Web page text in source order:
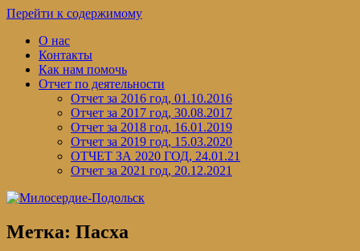
Перейти к содержимому
О нас
Контакты
Как нам помочь
Отчет по деятельности
Отчет за 2016 год, 01.10.2016
Отчет за 2017 год, 30.08.2017
Отчет за 2018 год, 16.01.2019
Отчет за 2019 год, 15.03.2020
ОТЧЕТ ЗА 2020 ГОД, 24.01.21
Отчет за 2021 год, 20.12.2021
Метка: Пасха